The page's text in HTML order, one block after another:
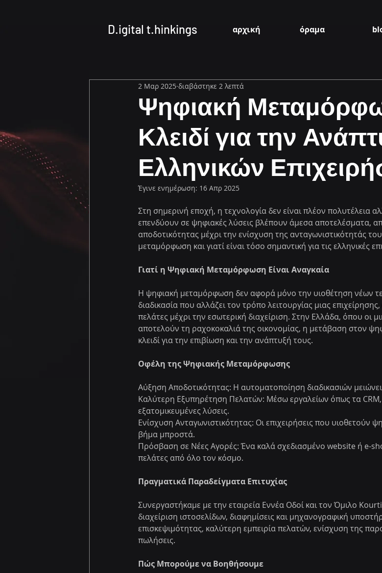
D.igital t.hinkings αρχική όραμα
Ψηφιακή
Κλειδί για την
Ελληνικών
2 Μαρ 2025 διαβάστηκε 2 λεπτά
Έγινε ενημέρωση: 16 Απρ 2025
Στη σημερινή εποχή, η τεχνολογία δεν είναι πλέον πολυτέλεια
επενδύουν σε ψηφιακές λύσεις βλέπουν άμεσα αποτελέσματα,
αποδοτικότητας μέχρι την ενίσχυση της ανταγωνιστικότητάς
μεταμόρφωση και γιατί είναι τόσο σημαντική για τις ελληνικές
Γιατί η Ψηφιακή Μεταμόρφωση Είναι Αναγκαία
Η ψηφιακή μεταμόρφωση δεν αφορά μόνο την υιοθέτηση νέων
διαδικασία που αλλάζει τον τρόπο λειτουργίας μιας
πελάτες μέχρι την εσωτερική διαχείριση. Στην Ελλάδα, όπου οι
αποτελούν τη ραχοκοκαλιά της οικονομίας, η μετάβαση στον
κλειδί για την επιβίωση και την ανάπτυξή τους.
Οφέλη της Ψηφιακής Μεταμόρφωσης
Αύξηση Αποδοτικότητας: Η αυτοματοποίηση διαδικασιών
Καλύτερη Εξυπηρέτηση Πελατών: Μέσω εργαλείων όπως τα
εξατομικευμένες λύσεις.
Ενίσχυση Ανταγωνιστικότητας: Οι επιχειρήσεις που υιοθετούν
βήμα μπροστά.
Πρόσβαση σε Νέες Αγορές: Ένα καλά σχεδιασμένο website ή e-
πελάτες από όλο τον κόσμο.
Πραγματικά Παραδείγματα Επιτυχίας
Συνεργαστήκαμε με την εταιρεία Εννέα Οδοί και τον Όμιλο
διαχείριση ιστοσελίδων, διαφημίσεις και μηχανογραφική
επισκεψιμότητας, καλύτερη εμπειρία πελατών, ενίσχυση της
πωλήσεις.
Πώς Μπορούμε να Βοηθήσουμε